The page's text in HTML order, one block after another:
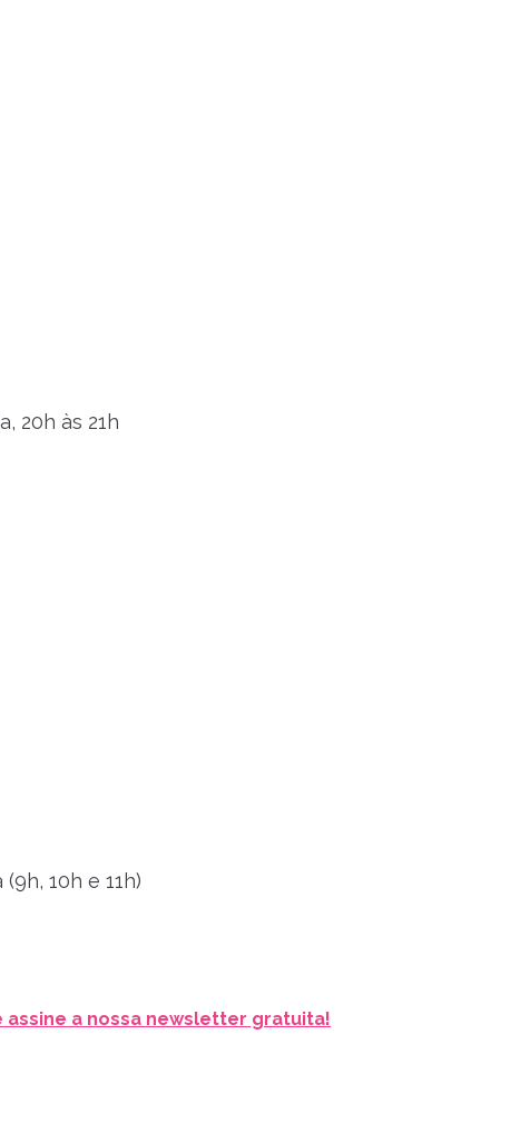
20h às 21h
10h e 11h)
assine a nossa newsletter gratuita!